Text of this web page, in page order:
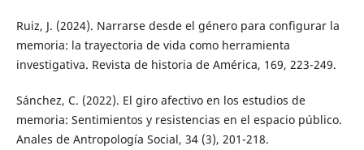
Ruiz, J. (2024). Narrarse desde el género para configurar la
memoria: la trayectoria de vida como herramienta
investigativa. Revista de historia de América, 169, 223-249.
Sánchez, C. (2022). El giro afectivo en los estudios de
memoria: Sentimientos y resistencias en el espacio público.
Anales de Antropología Social, 34 (3), 201-218.